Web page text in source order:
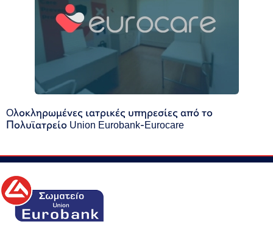
Oλοκληρωμένες ιατρικές υπηρεσίες από το
Πολυϊατρείο Union Eurobank-Eurocare